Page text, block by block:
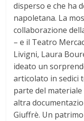
disperso e che ha
napoletana. La
collaborazione
– e il Teatro
Livigni, Laura
ideato un
articolato in sedici
parte del
altra
Giuffrè. Un